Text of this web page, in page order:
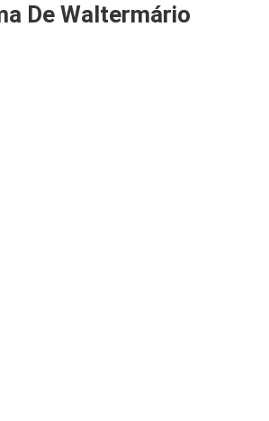
De Waltermário